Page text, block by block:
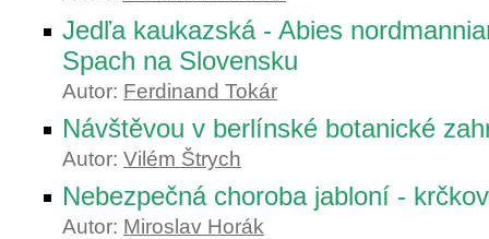
Jedľa kaukazská - Abies
Spach na Slovensku
Autor: Ferdinand Tokár
Návštěvou v berlínské botanické
Autor: Vilém Štrych
Nebezpečná choroba jabloní -
Autor: Miroslav Horák